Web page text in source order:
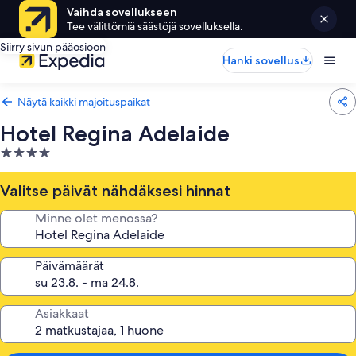
Vaihda sovellukseen
Tee välittömiä säästöjä sovelluksella.
Siirry sivun pääosioon
Hanki sovellus
Näytä kaikki majoituspaikat
Hotel Regina Adelaide
4.0
tähden
majoituspaikka
Valitse päivät nähdäksesi hinnat
Minne olet menossa?
Päivämäärät
Asiakkaat